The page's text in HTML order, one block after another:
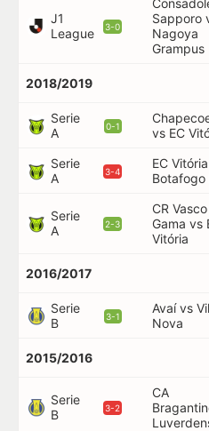
J1
League
3-0
Sapporo
Nagoya
Grampus
2018/2019
Serie
A
0-1
vs EC
Serie
A
3-4
EC
Botafogo
Serie
A
2-3
CR
Gama vs
Vitória
2016/2017
Serie
B
3-1
Avaí vs
Nova
2015/2016
Serie
B
3-2
CA